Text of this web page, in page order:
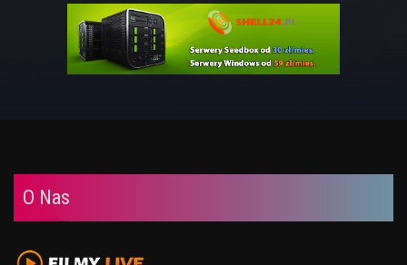
O Nas